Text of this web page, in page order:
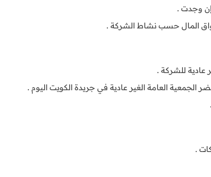
إن وجدت .
المال حسب نشاط الشركة .
عادية للشركة .
العامة الغير عادية في جريدة الكويت اليوم .